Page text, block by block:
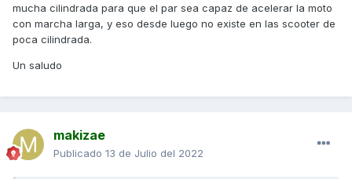
mucha cilindrada para que el par sea capaz de acelerar la moto
con marcha larga, y eso desde luego no existe en las scooter de
poca cilindrada.
Un saludo
makizae
Publicado 13 de Julio del 2022